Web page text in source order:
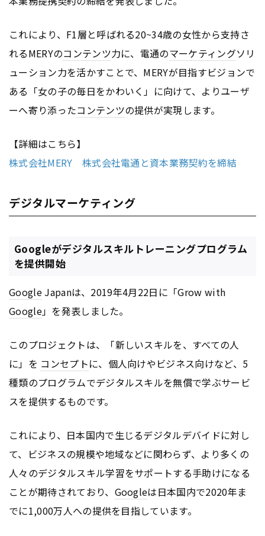
これにより、F1層と呼ばれる20~34歳の女性から支持さ
れるMERYのコンテンツ力に、電通のマーケティングソリ
ューション力を活かすことで、MERYが目指すビジョンで
ある「女の子の毎日をかわいく」に向けて、よりユーザ
ーへ寄り添ったコンテンツの提供が実現します。
【詳細はこちら】
株式会社MERY 株式会社電通と資本業務契約を締結
デジタルマーケティング
Googleがデジタルスキルトレーニングプログラム
を提供開始
GoogleJapanは、2019年4月22日に「Grow with
Google」を発表しました。
このプロジェクトは、「新しいスキルを、すべての人
に」を コンセプトに、個人向けやビジネス向けなど、5
種類のプログラムでデジタルスキルを無償で学ぶサービ
スを提供するものです。
これにより、日本国内で生じるデジタルデバイドに対し
て、ビジネスの規模や地域などに関わらず、より多くの
人々のデジタルスキル学習をサポートする手助けになる
ことが期待されており、 Googleは日本国内で2020年ま
でに1,000万人への提供を目指しています。